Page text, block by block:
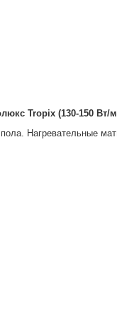
Tropix (130-150 Вт/
Нагревательные